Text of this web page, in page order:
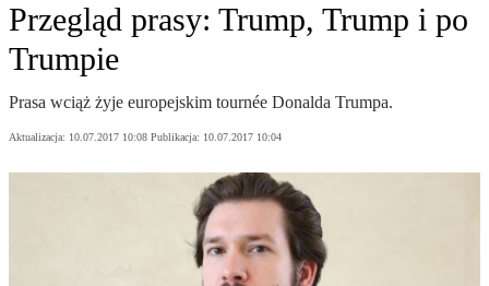
Przegląd prasy: Trump, Trump i po
Trumpie
Prasa wciąż żyje europejskim tournée Donalda Trumpa.
Aktualizacja: 10.07.2017 10:08 Publikacja: 10.07.2017 10:04